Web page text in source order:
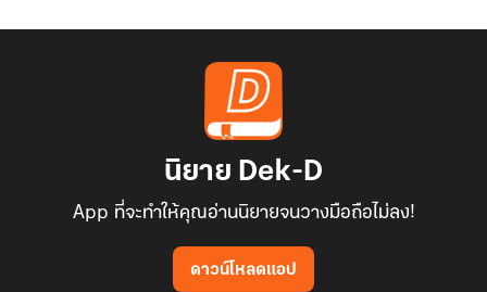
นิยาย Dek-D
App ที่จะทำให้คุณอ่านนิยายจนวางมือถือไม่ลง!
ดาวน์โหลดแอป